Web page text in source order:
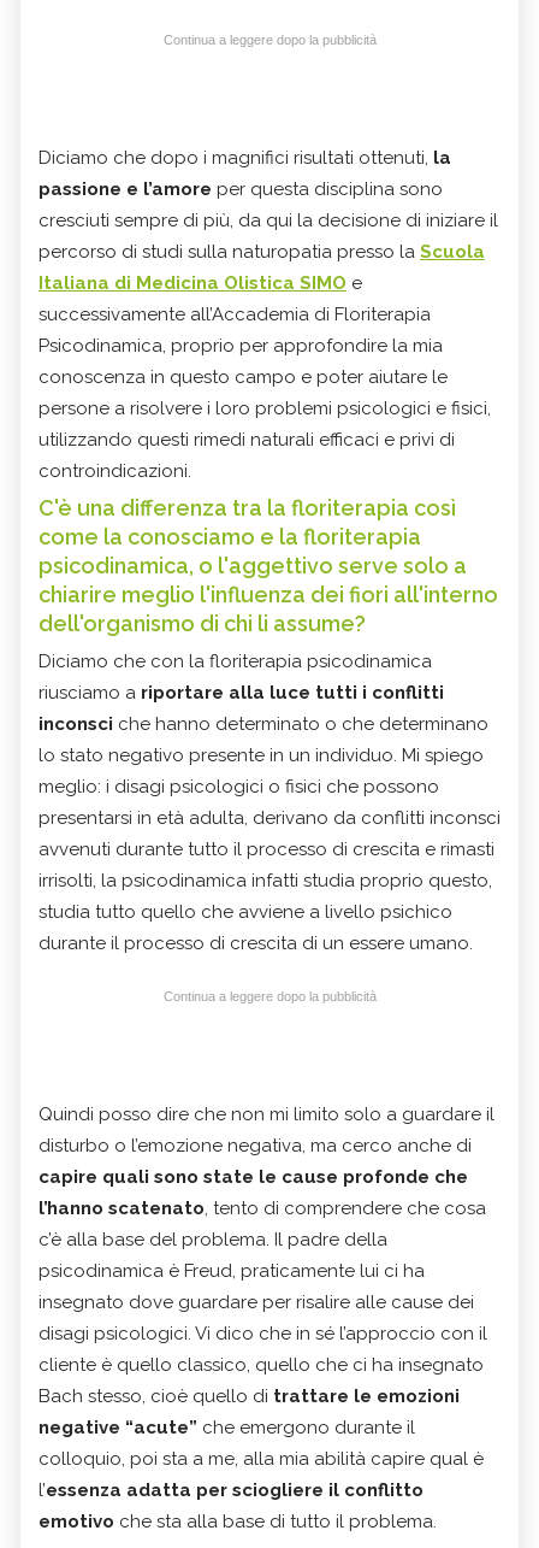
Continua a leggere dopo la pubblicità
Diciamo che dopo i magnifici risultati ottenuti, la
passione e l’amore per questa disciplina sono
cresciuti sempre di più, da qui la decisione di iniziare il
percorso di studi sulla naturopatia presso la Scuola
Italiana di Medicina Olistica SIMO e
successivamente all’Accademia di Floriterapia
Psicodinamica, proprio per approfondire la mia
conoscenza in questo campo e poter aiutare le
persone a risolvere i loro problemi psicologici e fisici,
utilizzando questi rimedi naturali efficaci e privi di
controindicazioni.
C'è una differenza tra la floriterapia così
come la conosciamo e la floriterapia
psicodinamica, o l'aggettivo serve solo a
chiarire meglio l'influenza dei fiori all'interno
dell'organismo di chi li assume?
Diciamo che con la floriterapia psicodinamica
riusciamo a riportare alla luce tutti i conflitti
inconsci che hanno determinato o che determinano
lo stato negativo presente in un individuo. Mi spiego
meglio: i disagi psicologici o fisici che possono
presentarsi in età adulta, derivano da conflitti inconsci
avvenuti durante tutto il processo di crescita e rimasti
irrisolti, la psicodinamica infatti studia proprio questo,
studia tutto quello che avviene a livello psichico
durante il processo di crescita di un essere umano.
Continua a leggere dopo la pubblicità
Quindi posso dire che non mi limito solo a guardare il
disturbo o l’emozione negativa, ma cerco anche di
capire quali sono state le cause profonde che
l’hanno scatenato, tento di comprendere che cosa
c’è alla base del problema. Il padre della
psicodinamica è Freud, praticamente lui ci ha
insegnato dove guardare per risalire alle cause dei
disagi psicologici. Vi dico che in sé l’approccio con il
cliente è quello classico, quello che ci ha insegnato
Bach stesso, cioè quello di trattare le emozioni
negative “acute” che emergono durante il
colloquio, poi sta a me, alla mia abilità capire qual è
l’essenza adatta per sciogliere il conflitto
emotivo che sta alla base di tutto il problema.